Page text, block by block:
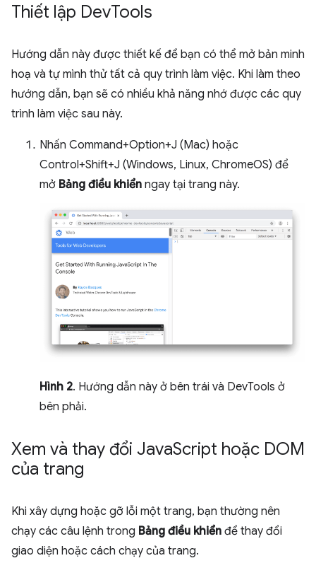
Thiết lập DevTools
Hướng dẫn này được thiết kế để bạn có thể mở bản minh
hoạ và tự mình thử tất cả quy trình làm việc. Khi làm theo
hướng dẫn, bạn sẽ có nhiều khả năng nhớ được các quy
trình làm việc sau này.
Nhấn Command+Option+J (Mac) hoặc
Control+Shift+J (Windows, Linux, ChromeOS) để
mở Bảng điều khiển ngay tại trang này.
Hình 2. Hướng dẫn này ở bên trái và DevTools ở
bên phải.
Xem và thay đổi JavaScript hoặc DOM
của trang
Khi xây dựng hoặc gỡ lỗi một trang, bạn thường nên
chạy các câu lệnh trong Bảng điều khiển để thay đổi
giao diện hoặc cách chạy của trang.